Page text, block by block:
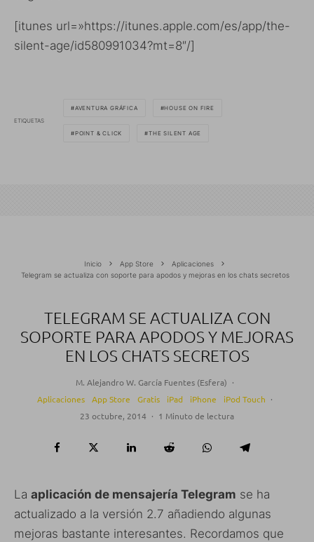
[itunes url=»https://itunes.apple.com/es/app/the-
silent-age/id580991034?mt=8″/]
ETIQUETAS
AVENTURA GRÁFICA HOUSE ON FIRE
POINT & CLICK THE SILENT AGE
Inicio App Store
Aplicaciones
Telegram se actualiza con soporte para apodos y mejoras en los chats secretos
TELEGRAM SE ACTUALIZA CON
SOPORTE PARA APODOS Y MEJORAS
EN LOS CHATS SECRETOS
M. Alejandro W. García Fuentes (Esfera) ·
Aplicaciones
App Store Gratis iPad iPhone iPod Touch ·
23 octubre, 2014 · 1 Minuto de lectura
La aplicación de mensajería Telegram se ha
actualizado a la versión 2.7 añadiendo algunas
mejoras bastante interesantes. Recordamos que